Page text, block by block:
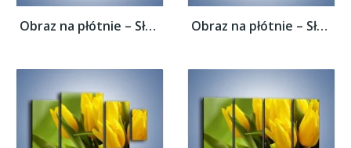
Obraz na płótnie – Słońce schowane w... Obraz na płótnie – Słońce schowane w...